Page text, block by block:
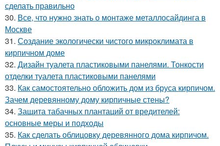
сделать правильно
30. Все, что нужно знать о монтаже металлосайдинга в
Москве
31. Создание экологически чистого микроклимата в
кирпичном доме
32. Дизайн туалета пластиковыми панелями. Тонкости
отделки туалета пластиковыми панелями
33. Как самостоятельно обложить дом из бруса кирпичом.
Зачем деревянному дому кирпичные стены?
34. Защита табачных плантаций от вредителей:
основные меры и подходы
35. Как сделать облицовку деревянного дома кирпичом.